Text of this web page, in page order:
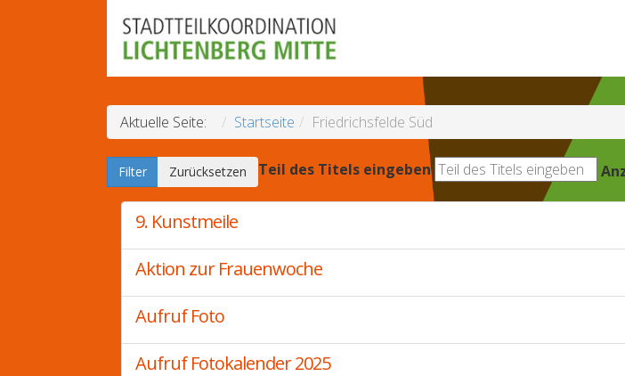
Aktuelle Seite: Startseite Friedrichsfelde Süd
Teil des Titels eingeben
Filter Zurücksetzen
9. Kunstmeile
Aktion zur Frauenwoche
Aufruf Foto
Aufruf Fotokalender 2025